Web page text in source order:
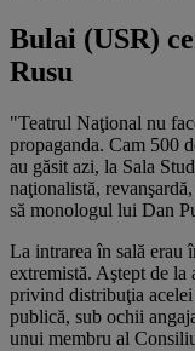
Bulai (USR)
Rusu
"Teatrul Naţional nu
propaganda. Cam 500
au găsit azi, la Sala
naţionalistă,
să monologul lui Dan
La intrarea în sală erau
extremistă. Aştept de
privind distribuţia
publică, sub ochii
unui membru al